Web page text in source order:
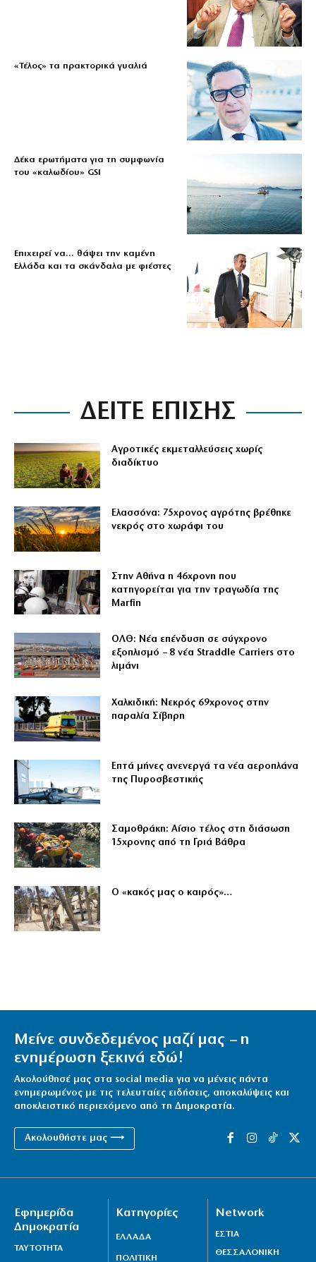
«Τέλος» τα πρακτορικά γυαλιά
Δέκα ερωτήματα για τη συμφωνία
του «καλωδίου» GSI
Επιχειρεί να… θάψει την καμένη
Ελλάδα και τα σκάνδαλα με φιέστες
ΔΕΙΤΕ ΕΠΙΣΗΣ
Αγροτικές εκμεταλλεύσεις χωρίς
διαδίκτυο
Ελασσόνα: 75χρονος αγρότης βρέθηκε
νεκρός στο χωράφι του
Στην Αθήνα η 46χρονη που
κατηγορείται για την τραγωδία της
Marfin
ΟΛΘ: Νέα επένδυση σε σύγχρονο
εξοπλισμό – 8 νέα Straddle Carriers στο
λιμάνι
Χαλκιδική: Νεκρός 69χρονος στην
παραλία Σίβηρη
Επτά μήνες ανενεργά τα νέα αεροπλάνα
της Πυροσβεστικής
Σαμοθράκη: Αίσιο τέλος στη διάσωση
15χρονης από τη Γριά Βάθρα
Ο «κακός μας ο καιρός»…
Μείνε συνδεδεμένος μαζί μας – η
ενημέρωση ξεκινά εδώ!
Ακολούθησέ μας στα social media για να μένεις πάντα
ενημερωμένος με τις τελευταίες ειδήσεις, αποκαλύψεις και
αποκλειστικό περιεχόμενο από τη Δημοκρατία.
Ακολουθήστε μας ⟶
Εφημερίδα
Δημοκρατία
ΤΑΥΤΟΤΗΤΑ
Κατηγορίες
ΕΛΛΑΔΑ
ΠΟΛΙΤΙΚΗ
Network
ΕΣΤΙΑ
ΘΕΣΣΑΛΟΝΙΚΗ